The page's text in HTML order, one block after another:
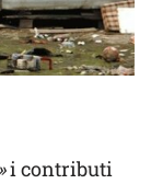
i contributi